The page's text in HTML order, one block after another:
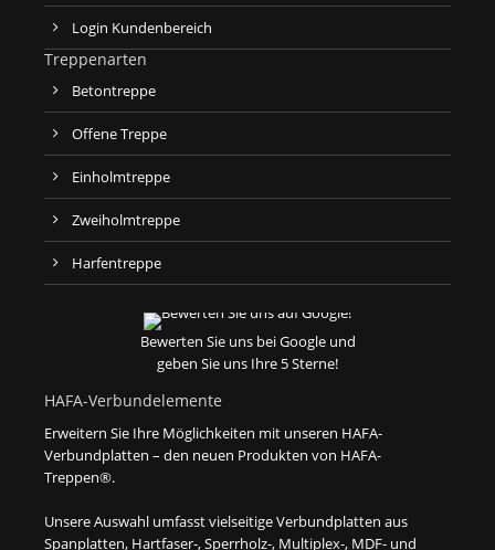
Login Kundenbereich
Treppenarten
Betontreppe
Offene Treppe
Einholmtreppe
Zweiholmtreppe
Harfentreppe
Bewerten Sie uns bei Google und
geben Sie uns Ihre 5 Sterne!
HAFA-Verbundelemente
Erweitern Sie Ihre Möglichkeiten mit unseren HAFA-
Verbundplatten – den neuen Produkten von HAFA-
Treppen®.
Unsere Auswahl umfasst vielseitige Verbundplatten aus
Spanplatten, Hartfaser-, Sperrholz-, Multiplex-, MDF- und